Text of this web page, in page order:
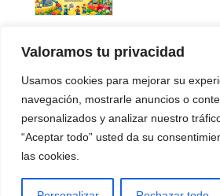
Valoramos tu privacidad
Usamos cookies para mejorar su
navegación, mostrarle anuncios o
personalizados y analizar nuestro
“Aceptar todo” usted da su
las cookies.